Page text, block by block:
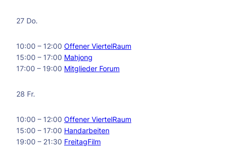
27 Do.
10:00 – 12:00 Offener ViertelRaum
15:00 – 17:00 Mahjong
17:00 – 19:00 Mitglieder Forum
28 Fr.
10:00 – 12:00 Offener ViertelRaum
15:00 – 17:00 Handarbeiten
19:00 – 21:30 FreitagFilm